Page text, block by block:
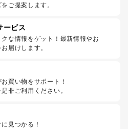
ご提案します。
ービス
な情報をゲット！最新情報やお
届けします。
買い物をサポート！
非ご利用ください。
見つかる！